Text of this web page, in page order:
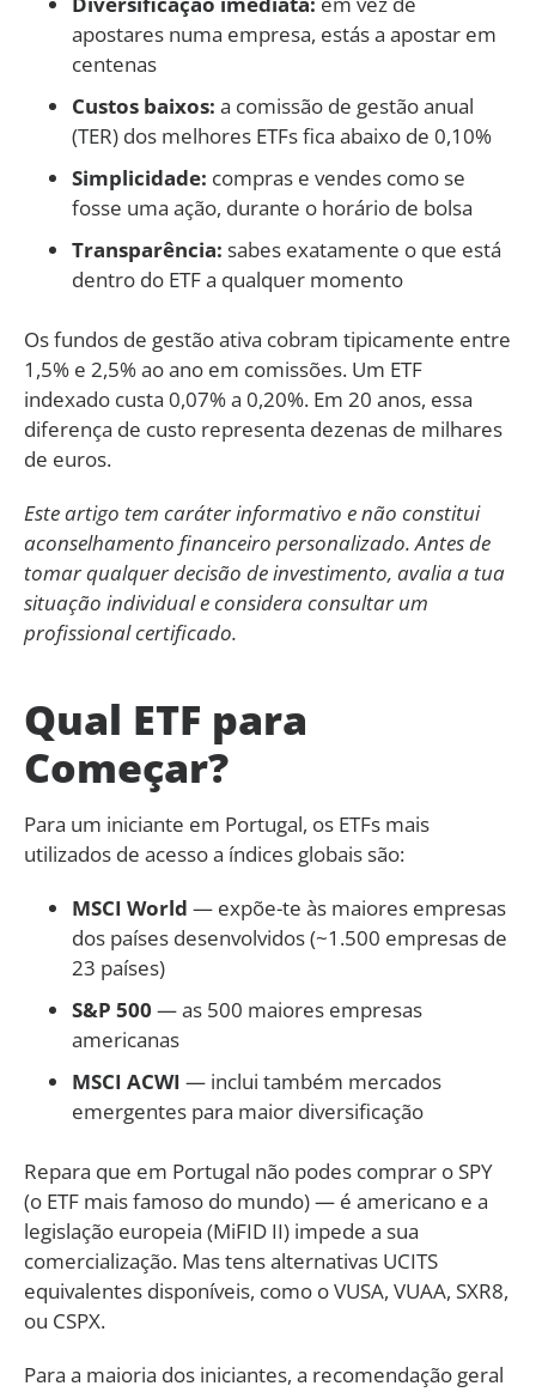
apostares numa empresa, estás a apostar em
centenas
Custos baixos: a comissão de gestão anual
(TER) dos melhores ETFs fica abaixo de 0,10%
Simplicidade: compras e vendes como se
fosse uma ação, durante o horário de bolsa
Transparência: sabes exatamente o que está
dentro do ETF a qualquer momento
Os fundos de gestão ativa cobram tipicamente entre
1,5% e 2,5% ao ano em comissões. Um ETF
indexado custa 0,07% a 0,20%. Em 20 anos, essa
diferença de custo representa dezenas de milhares
de euros.
Este artigo tem caráter informativo e não constitui
aconselhamento financeiro personalizado. Antes de
tomar qualquer decisão de investimento, avalia a tua
situação individual e considera consultar um
profissional certificado.
Qual ETF para
Começar?
Para um iniciante em Portugal, os ETFs mais
utilizados de acesso a índices globais são:
MSCI World — expõe-te às maiores empresas
dos países desenvolvidos (~1.500 empresas de
23 países)
S&P 500 — as 500 maiores empresas
americanas
MSCI ACWI — inclui também mercados
emergentes para maior diversificação
Repara que em Portugal não podes comprar o SPY
(o ETF mais famoso do mundo) — é americano e a
legislação europeia (MiFID II) impede a sua
comercialização. Mas tens alternativas UCITS
equivalentes disponíveis, como o VUSA, VUAA, SXR8,
ou CSPX.
Para a maioria dos iniciantes, a recomendação geral